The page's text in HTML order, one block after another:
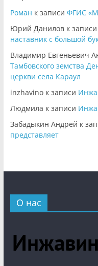
Роман к записи ФГИС
Юрий Даниловк записи
наставник с большой
Владимир Евгеньевич
Тамбовского земства
церкви села Караул
inzhavinoк записи
Людмила к записи
Забадыкин Андрей к
представляет
О нас